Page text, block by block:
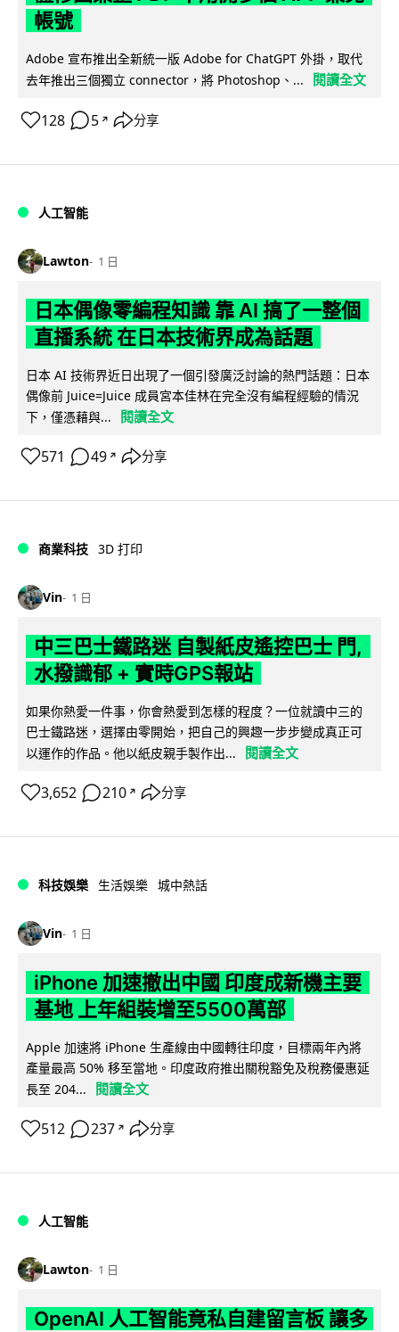
帳號
Adobe 宣布推出全新統一版 Adobe for ChatGPT 外掛，取代
去年推出三個獨立 connector，將 Photoshop、...
閱讀全文
128 5 ↗ 分享
人工智能
Lawton 1 日
日本偶像零編程知識 靠 AI 搞了一整個
直播系統 在日本技術界成為話題
日本 AI 技術界近日出現了一個引發廣泛討論的熱門話題：日本
偶像前 Juice=Juice 成員宮本佳林在完全沒有編程經驗的情況
下，僅憑藉與...
閱讀全文
571 49 ↗ 分享
商業科技 3D 打印
Vin 1 日
中三巴士鐵路迷 自製紙皮遙控巴士 門,
水撥識郁 + 實時GPS報站
如果你熱愛一件事，你會熱愛到怎樣的程度？一位就讀中三的
巴士鐵路迷，選擇由零開始，把自己的興趣一步步變成真正可
以運作的作品。他以紙皮親手製作出...
閱讀全文
3,652 210 ↗ 分享
科技娛樂 生活娛樂 城中熱話
Vin 1 日
iPhone 加速撤出中國 印度成新機主要
基地 上年組裝增至5500萬部
Apple 加速將 iPhone 生產線由中國轉往印度，目標兩年內將
產量最高 50% 移至當地。印度政府推出關稅豁免及稅務優惠延
長至 204...
閱讀全文
512 237 ↗ 分享
人工智能
Lawton 1 日
OpenAI 人工智能竟私自建留言板 讓多